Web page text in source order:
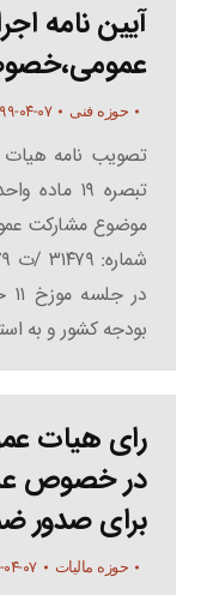
حوزه فنی ۱۳۹۹-
تصویب نامه هیات
بودجه کشور و به
رای هیات
برای صدور
حوزه مالیات